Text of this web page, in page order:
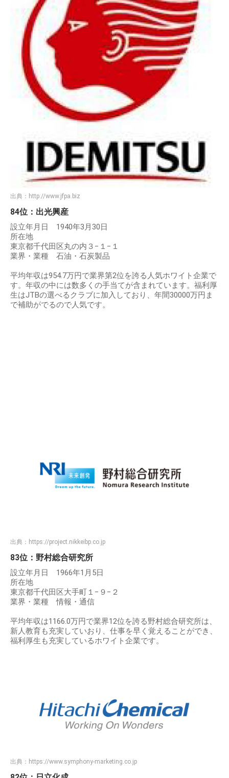
出典： http://www.jfpa.biz
84位：出光興産
設立年月日 1940年3月30日
所在地
東京都千代田区丸の内３−１−１
業界・業種 石油・石炭製品
平均年収は954.7万円で業界第2位を誇る人気ホワイト企業で
す。年収の中には数多くの手当てが含まれています。福利厚
生はJTBの選べるクラブに加入しており、年間30000万円ま
で補助がでるので人気です。
出典： https://project.nikkeibp.co.jp
83位：野村総合研究所
設立年月日 1966年1月5日
所在地
東京都千代田区大手町１−９−２
業界・業種 情報・通信
平均年収は1166.0万円で業界12位を誇る野村総合研究所は、
新人教育も充実していおり、仕事を早く覚えることができ、
福利厚生も充実しているホワイト企業です。
出典： https://www.symphony-marketing.co.jp